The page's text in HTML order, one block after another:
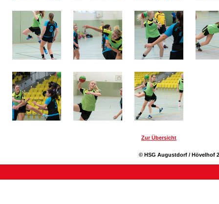
Zur Übersicht
© HSG Augustdorf / Hövelhof